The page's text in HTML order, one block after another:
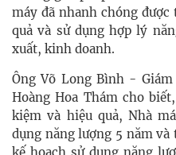
máy đã nhanh chóng
quả và sử dụng hợp lý
xuất, kinh doanh.
Ông Võ Long Bình -
Hoàng Hoa Thám cho
kiệm và hiệu quả, Nhà
dụng năng lượng 5 năm